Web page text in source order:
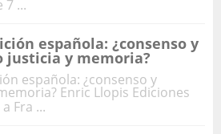
7 ...
española: ¿consenso y
justicia y memoria?
española: ¿consenso y
Enric Llopis Ediciones
Fra ...